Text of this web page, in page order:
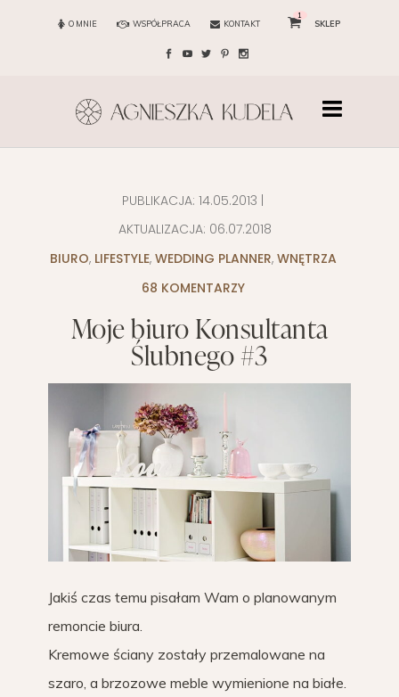
O MNIE WSPÓŁPRACA KONTAKT
1
SKLEP
PUBLIKACJA: 14.05.2013
AKTUALIZACJA: 06.07.2018
BIURO, LIFESTYLE, WEDDING PLANNER, WNĘTRZA
68 KOMENTARZY
Moje biuro Konsultanta
Ślubnego #3
Jakiś czas temu pisałam Wam o planowanym
remoncie biura.
Kremowe ściany zostały przemalowane na
szaro, a brzozowe meble wymienione na białe.